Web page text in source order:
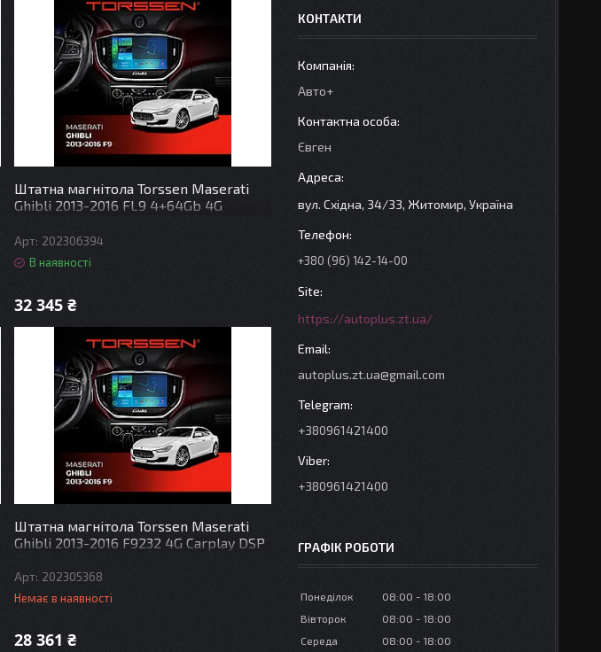
Штатна магнітола Torssen Maserati
Ghibli 2013-2016 FL9 4+64Gb 4G
202306394
В наявності
32 345 ₴
Штатна магнітола Torssen Maserati
Ghibli 2013-2016 F9232 4G Carplay DSP
202305368
Немає в наявності
28 361 ₴
КОНТАКТИ
Авто+
Євген
вул. Східна, 34/33, Житомир, Україна
+380 (96) 142-14-00
https://autoplus.zt.ua/
autoplus.zt.ua@gmail.com
+380961421400
+380961421400
ГРАФІК РОБОТИ
Понеділок 08:00
18:00
Вівторок
08:00
18:00
Середа
08:00
18:00